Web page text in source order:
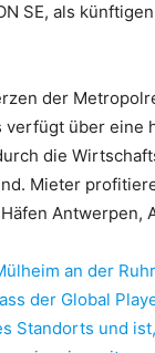
SE, als
der
verfügt über
die
Mieter
Antwerpen,
an der
der Global
Standorts und